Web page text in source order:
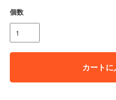
個数
カート